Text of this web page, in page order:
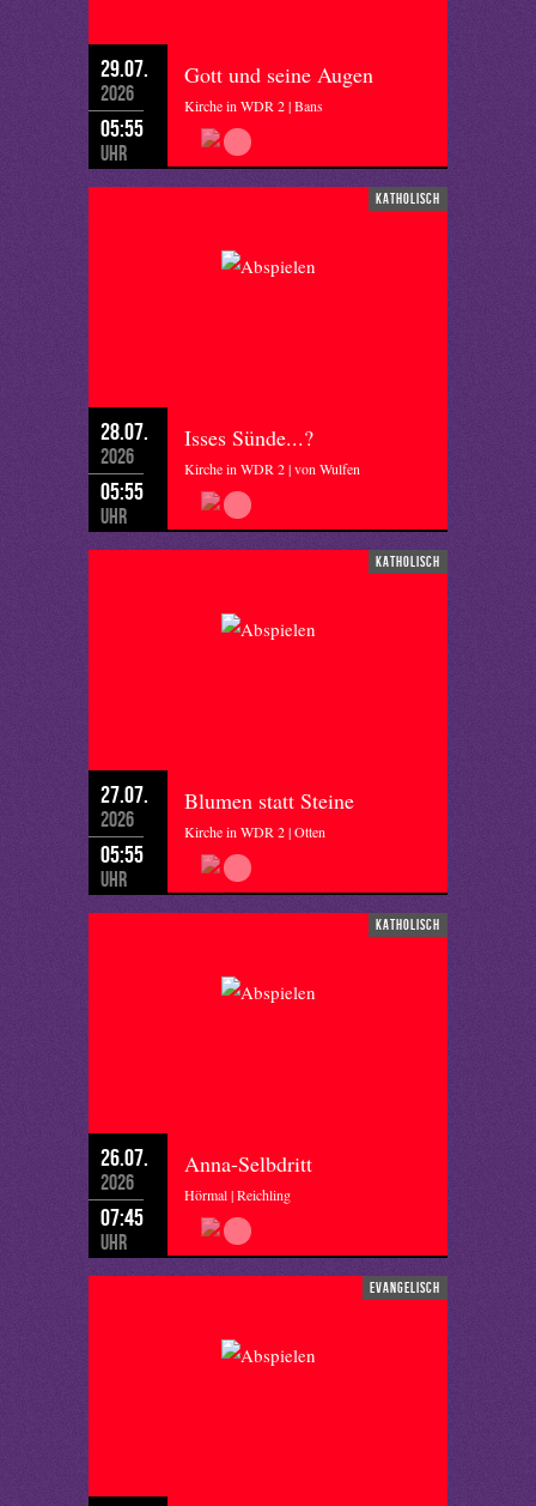
29.07.
2026
05:55
Uhr
Gott und seine Augen
Kirche in WDR 2 | Bans
katholisch
28.07.
2026
05:55
Uhr
Isses Sünde...?
Kirche in WDR 2 | von Wulfen
katholisch
27.07.
2026
05:55
Uhr
Blumen statt Steine
Kirche in WDR 2 | Otten
katholisch
26.07.
2026
07:45
Uhr
Anna-Selbdritt
Hörmal | Reichling
evangelisch